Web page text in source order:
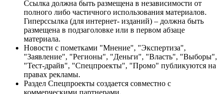
Ссылка должна быть размещена в независимости от
полного либо частичного использования материалов.
Гиперссылка (для интернет- изданий) – должна быть
размещена в подзаголовке или в первом абзаце
материала.
Новости с пометками "Мнение", "Экспертиза",
"Заявление", "Регионы", "Деньги", "Власть", "Выборы",
"Тест-драйв", "Спецпроекты", "Промо" публикуются на
правах рекламы.
Раздел Спецпроекты создается совместно с